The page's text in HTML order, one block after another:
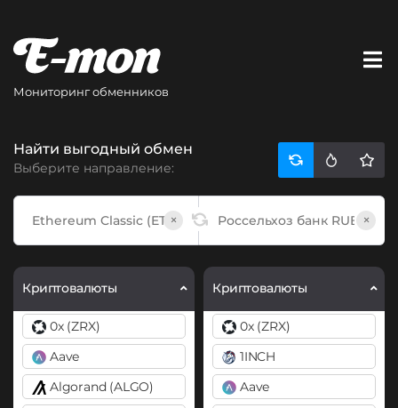
Мониторинг обменников
Найти выгодный обмен
Выберите направление:
× ×
Криптовалюты
0x (ZRX)
Aave
Algorand (ALGO)
Криптовалюты
0x (ZRX)
1INCH
Aave